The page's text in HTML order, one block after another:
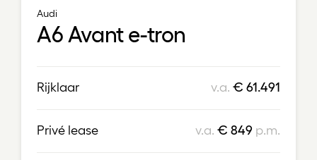
Audi
A6 Avant e-tron
Rijklaar v.a.€ 61.491
Privé lease v.a.€ 849 p.m.